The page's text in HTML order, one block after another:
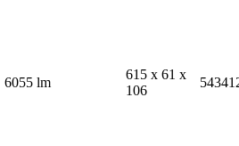
6055 lm
615 x 61 x
106